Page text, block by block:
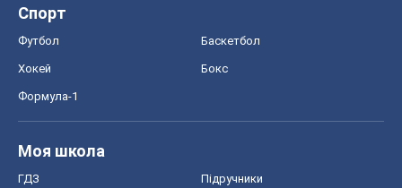
Спорт
Футбол Баскетбол
Хокей Бокс
Формула-1
Моя школа
ГДЗ Підручники